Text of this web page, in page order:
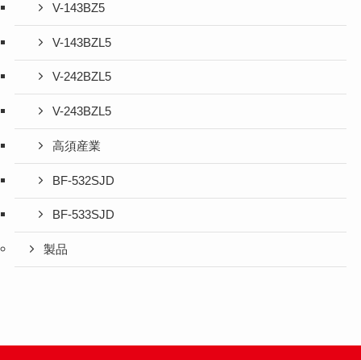
V-143BZ5
V-143BZL5
V-242BZL5
V-243BZL5
高須産業
BF-532SJD
BF-533SJD
製品